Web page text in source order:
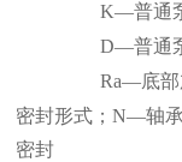
K—普通
D—普通
Ra—底
密封形式；N—轴
密封